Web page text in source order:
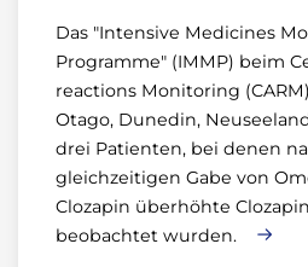
Das "Intensive Medicines
Programme" (IMMP) beim
reactions Monitoring
Otago, Dunedin,
drei Patienten, bei denen
gleichzeitigen Gabe von
Clozapin überhöhte
beobachtet wurden.